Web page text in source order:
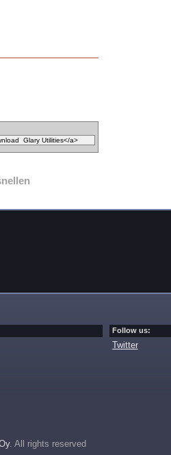
Follow us:
Twitter
. All rights reserved